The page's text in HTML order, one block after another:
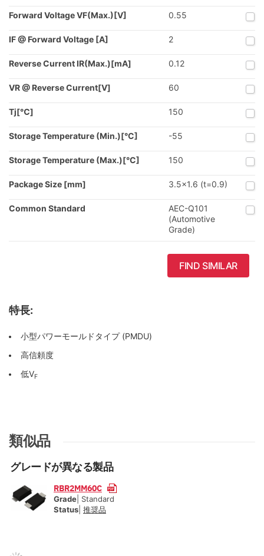
Forward Voltage VF(Max.)[V] 0.55
IF @ Forward Voltage [A] 2
Reverse Current IR(Max.)[mA] 0.12
VR @ Reverse Current[V] 60
Tj[℃] 150
Storage Temperature (Min.)[°C] -55
Storage Temperature (Max.)[°C] 150
Package Size [mm] 3.5x1.6 (t=0.9)
Common Standard
AEC-Q101
(Automotive
Grade)
FIND SIMILAR
特長:
小型パワーモールドタイプ (PMDU)
高信頼度
低VF
類似品
グレードが異なる製品
RBR2MM60C
Grade | Standard
Status 推奨品